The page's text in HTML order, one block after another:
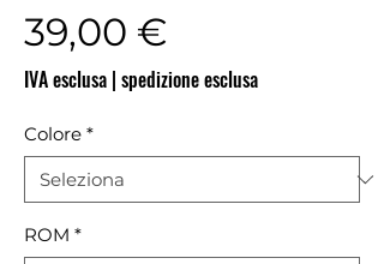
39,00 €
IVA esclusa | spedizione esclusa
Colore *
ROM *